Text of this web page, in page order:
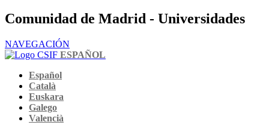
Comunidad de Madrid - Universidades
NAVEGACIÓN
ESPAÑOL
Español
Català
Euskara
Galego
Valencià